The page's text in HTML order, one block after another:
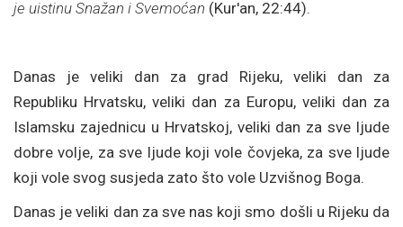
je uistinu Snažan i Svemoćan (Kur'an, 22:44).
Danas je veliki dan za grad Rijeku, veliki dan za
Republiku Hrvatsku, veliki dan za Europu, veliki dan za
Islamsku zajednicu u Hrvatskoj, veliki dan za sve ljude
dobre volje, za sve ljude koji vole čovjeka, za sve ljude
koji vole svog susjeda zato što vole Uzvišnog Boga.
Danas je veliki dan za sve nas koji smo došli u Rijeku da